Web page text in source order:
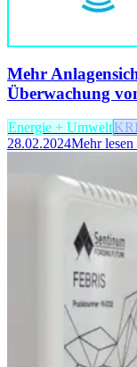
Mehr
Überwachung
Energie + Umwelt
28.02.2024Mehr